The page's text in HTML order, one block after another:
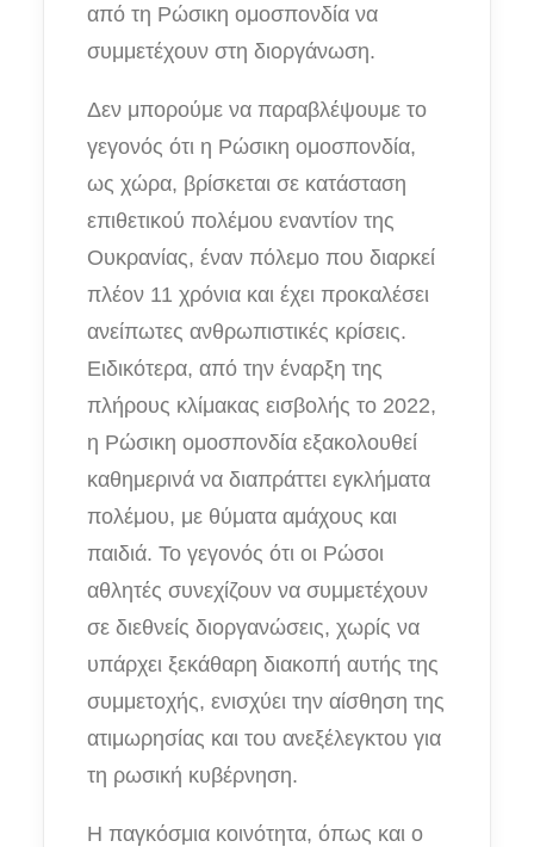
από τη Ρώσικη ομοσπονδία να
συμμετέχουν στη διοργάνωση.
Δεν μπορούμε να παραβλέψουμε το
γεγονός ότι η Ρώσικη ομοσπονδία,
ως χώρα, βρίσκεται σε κατάσταση
επιθετικού πολέμου εναντίον της
Ουκρανίας, έναν πόλεμο που διαρκεί
πλέον 11 χρόνια και έχει προκαλέσει
ανείπωτες ανθρωπιστικές κρίσεις.
Ειδικότερα, από την έναρξη της
πλήρους κλίμακας εισβολής το 2022,
η Ρώσικη ομοσπονδία εξακολουθεί
καθημερινά να διαπράττει εγκλήματα
πολέμου, με θύματα αμάχους και
παιδιά. Το γεγονός ότι οι Ρώσοι
αθλητές συνεχίζουν να συμμετέχουν
σε διεθνείς διοργανώσεις, χωρίς να
υπάρχει ξεκάθαρη διακοπή αυτής της
συμμετοχής, ενισχύει την αίσθηση της
ατιμωρησίας και του ανεξέλεγκτου για
τη ρωσική κυβέρνηση.
Η παγκόσμια κοινότητα, όπως και ο